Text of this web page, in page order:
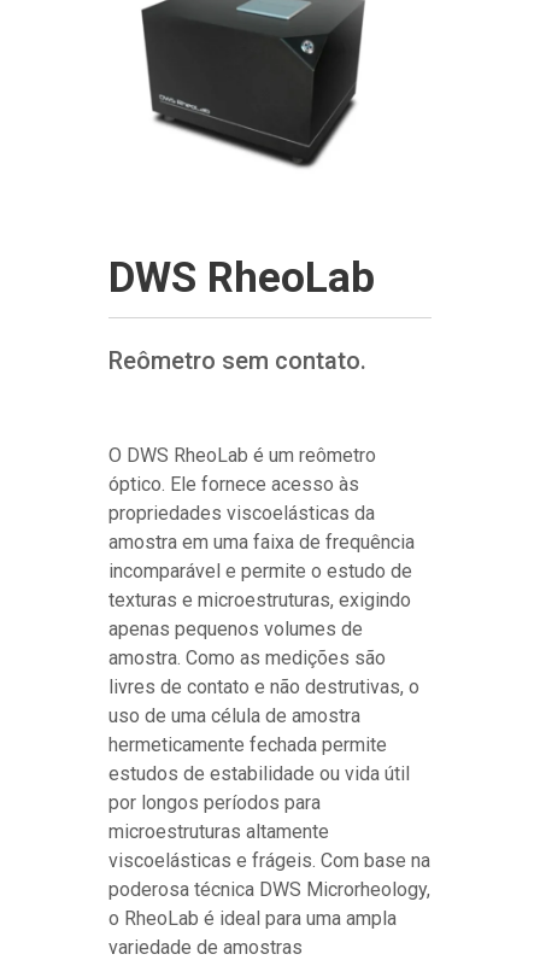
DWS RheoLab
Reômetro sem contato.
O DWS RheoLab é um reômetro
óptico. Ele fornece acesso às
propriedades viscoelásticas da
amostra em uma faixa de frequência
incomparável e permite o estudo de
texturas e microestruturas, exigindo
apenas pequenos volumes de
amostra. Como as medições são
livres de contato e não destrutivas, o
uso de uma célula de amostra
hermeticamente fechada permite
estudos de estabilidade ou vida útil
por longos períodos para
microestruturas altamente
viscoelásticas e frágeis. Com base na
poderosa técnica DWS Microrheology,
o RheoLab é ideal para uma ampla
variedade de amostras